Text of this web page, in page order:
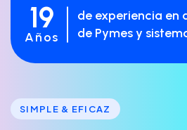
19
Años
de experiencia en
de Pymes y
SIMPLE & EFICAZ